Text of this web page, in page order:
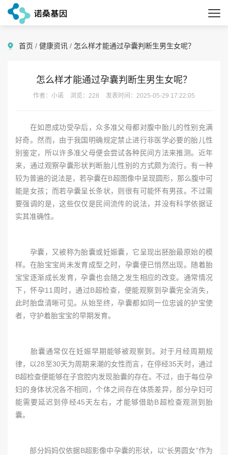
首页 / 健康资讯 / 怎么样才能通过孕囊判断生男生女呢？
怎么样才能通过孕囊判断生男生女呢？
作者：小诺 浏览：228 发表时间：2025-05-29 17:22:05
在如愿成功受孕后，众多准父母都对腹中胎儿的性别充满
好奇。然而，由于我国明确规定禁止进行非医学必要的胎儿性
别鉴定，所以许多准父母便会尝试各种民间方法来推测。近年
来，通过观察孕囊形状判断胎儿性别的方式颇为流行。有一种
较为普遍的说法是，若孕囊在B超图像中呈现圆形，那么腹中可
能是女孩；而若孕囊呈长条状，则很有可能怀有男孩。不过需
要强调的是，这些仅仅是民间流传的说法，并没有科学依据证
实其准确性。
孕囊，又被称为胎囊或妊娠囊，它呈现出胚胎最原始的模
样。在胎宝宝尚未发育成型之时，孕囊便已悄然出现。随着胎
宝宝逐渐成长发育，孕囊也会随之发生相应的改变。通常情况
下，怀孕11周时，通过B超检查，便能观察到孕囊完全消失，
此时胎盘清晰可见。从始至终，孕囊都如同一位忠诚的护宝使
者，守护着胎宝宝的早期发育。
胎囊通常仅在妊娠早期能够被观察到。对于月经周期规
律，以28至30天为周期来潮的女性而言，在停经35天时，通过
B超检查便能够在子宫腔内发现胎囊的存在。不过，由于每位孕
妇的身体状况各不相同，个体之间存在体质差异，部分孕妇可
能需要延迟到停经45天左右，才能够借助B超检查观测到胎
囊。
部分妈妈仅依据B超影像中孕囊的形状，以“长男圆女”作为